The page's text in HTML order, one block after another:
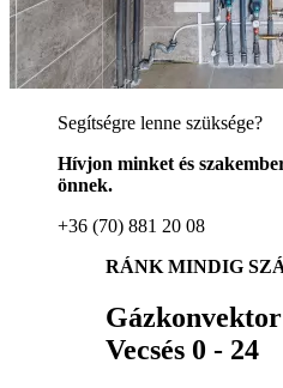
Segítségre lenne szüksége?
Hívjon minket és
önnek.
+36 (70) 881 20 08
RÁNK MINDIG
Vecsés 0 - 24